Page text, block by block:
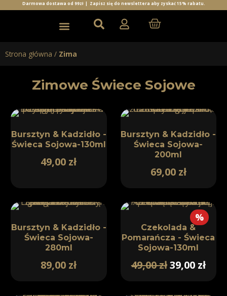
Darmowa dostawa od 99zł | Zapisz się do newslettera aby zyskać 15% rabatu.
Strona główna / Zima
Zimowe Świece Sojowe
Bursztyn & Kadzidło -
Świeca Sojowa-130ml
49,00 zł
Bursztyn & Kadzidło -
Świeca Sojowa-
200ml
69,00 zł
Bursztyn & Kadzidło -
Świeca Sojowa-
280ml
89,00 zł
Czekolada &
Pomarańcza - Świeca
Sojowa-130ml
%
49,00zł39,00 zł